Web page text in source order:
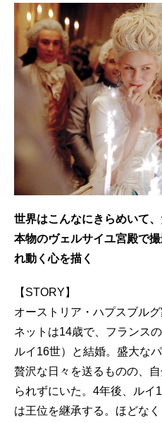
世界はこんなにきらめいて、
本物のヴェルサイユ宮殿で
れ動く心を描く
【STORY】
オーストリア・ハプスブル
ネットは14歳で、フランス
ルイ16世）と結婚。盛大な
贅沢な日々を送るものの、
られずにいた。4年後、ルイ
は王位を継承する。ほどな